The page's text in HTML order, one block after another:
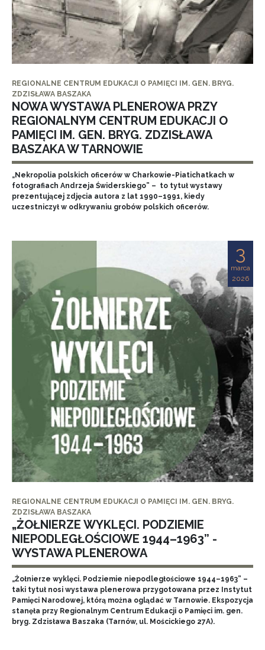
REGIONALNE CENTRUM EDUKACJI O PAMIĘCI IM. GEN. BRYG.
ZDZISŁAWA BASZAKA
NOWA WYSTAWA PLENEROWA PRZY
REGIONALNYM CENTRUM EDUKACJI O
PAMIĘCI IM. GEN. BRYG. ZDZISŁAWA
BASZAKA W TARNOWIE
„Nekropolia polskich oficerów w Charkowie-Piatichatkach w
fotografiach Andrzeja Świderskiego” – to tytuł wystawy
prezentującej zdjęcia autora z lat 1990–1991, kiedy
uczestniczył w odkrywaniu grobów polskich oficerów.
3
marca
2026
REGIONALNE CENTRUM EDUKACJI O PAMIĘCI IM. GEN. BRYG.
ZDZISŁAWA BASZAKA
„ŻOŁNIERZE WYKLĘCI. PODZIEMIE
NIEPODLEGŁOŚCIOWE 1944–1963” -
WYSTAWA PLENEROWA
„Żołnierze wyklęci. Podziemie niepodległościowe 1944–1963” –
taki tytuł nosi wystawa plenerowa przygotowana przez Instytut
Pamięci Narodowej, którą można oglądać w Tarnowie. Ekspozycja
stanęła przy Regionalnym Centrum Edukacji o Pamięci im. gen.
bryg. Zdzisława Baszaka (Tarnów, ul. Mościckiego 27A).